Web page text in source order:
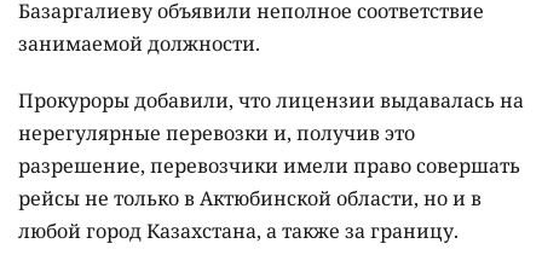
Базаргалиеву объявили неполное соответствие
занимаемой должности.
Прокуроры добавили, что лицензии выдавалась на
нерегулярные перевозки и, получив это
разрешение, перевозчики имели право совершать
рейсы не только в Актюбинской области, но и в
любой город Казахстана, а также за границу.